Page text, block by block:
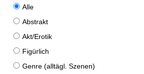
Alle
Abstrakt
Akt/Erotik
Figürlich
Genre (alltägl. Szenen)